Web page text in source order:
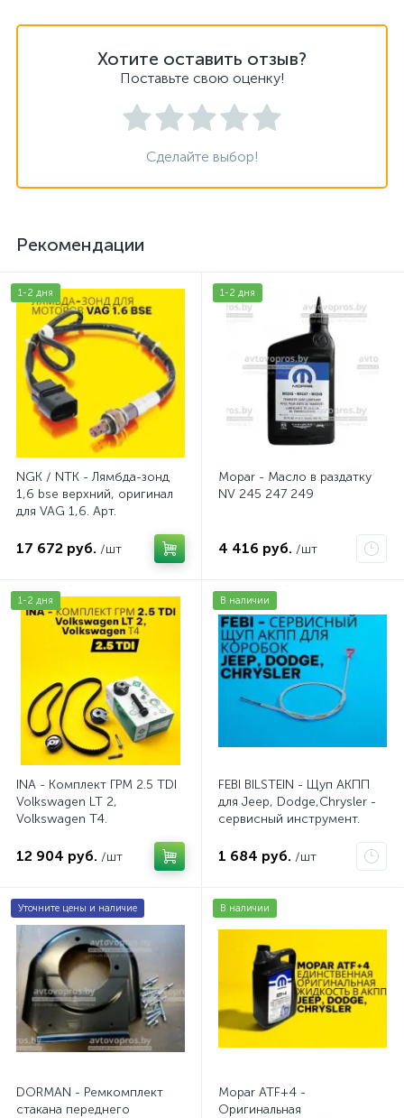
Хотите оставить отзыв?
Поставьте свою оценку!
Сделайте выбор!
Рекомендации
1-2 дня
NGK / NTK - Лямбда-зонд
1,6 bse верхний, оригинал
для VAG 1,6. Арт.
17 672 руб. /шт
1-2 дня
Mopar - Масло в раздатку
NV 245 247 249
4 416 руб. /шт
1-2 дня
INA - Комплект ГРМ 2.5 TDI
Volkswagen LT 2,
Volkswagen Т4.
12 904 руб. /шт
В наличии
FEBI BILSTEIN - Щуп АКПП
для Jeep, Dodge,Chrysler -
сервисный инструмент.
1 684 руб. /шт
Уточните цены и наличие
DORMAN - Ремкомплект
стакана переднего
В наличии
Mopar ATF+4 -
Оригинальная